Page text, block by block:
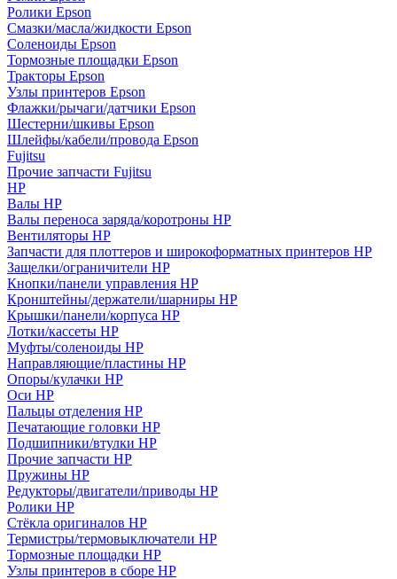
Ролики Epson
Смазки/масла/жидкости Epson
Соленоиды Epson
Тормозные площадки Epson
Тракторы Epson
Узлы принтеров Epson
Флажки/рычаги/датчики Epson
Шестерни/шкивы Epson
Шлейфы/кабели/провода Epson
Fujitsu
Прочие запчасти Fujitsu
HP
Валы HP
Валы переноса заряда/коротроны HP
Вентиляторы HP
Запчасти для плоттеров и широкоформатных принтеров HP
Защелки/ограничители HP
Кнопки/панели управления HP
Кронштейны/держатели/шарниры HP
Крышки/панели/корпуса HP
Лотки/кассеты HP
Муфты/соленоиды HP
Направляющие/пластины HP
Опоры/кулачки HP
Оси HP
Пальцы отделения HP
Печатающие головки HP
Подшипники/втулки HP
Прочие запчасти HP
Пружины HP
Редукторы/двигатели/приводы HP
Ролики HP
Стёкла оригиналов HP
Термистры/термовыключатели HP
Тормозные площадки HP
Узлы принтеров в сборе HP